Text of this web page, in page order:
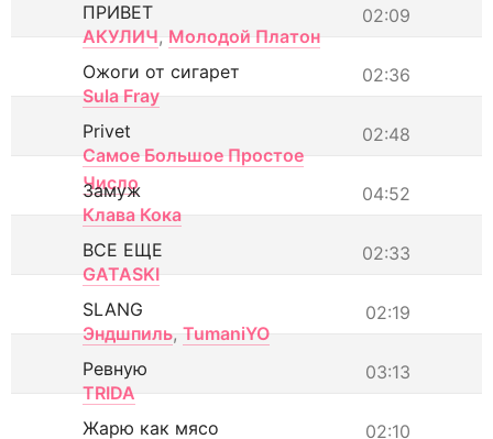
02:09
ПРИВЕТ
АКУЛИЧ, Молодой Платон
02:36
Ожоги от сигарет
Sula Fray
02:48
Privet
Самое Большое Простое
Число
04:52
Замуж
Клава Кока
02:33
ВСЕ ЕЩЕ
GATASKI
02:19
SLANG
Эндшпиль, TumaniYO
03:13
Ревную
TRIDA
02:10
Жарю как мясо